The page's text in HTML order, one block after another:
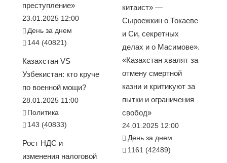
преступление»
23.01.2025 12:00
День за днем
144 (40821)
Казахстан VS
Узбекистан: кто круче
по военной мощи?
28.01.2025 11:00
Политика
143 (40833)
Рост НДС и
изменения налоговой
китаист» —
Сыроежкин о Токаеве
и Си, секретных
делах и о Масимове».
«Казахстан хвалят за
отмену смертной
казни и критикуют за
пытки и ограничения
свобод»
24.01.2025 12:00
День за днем
1161 (42489)